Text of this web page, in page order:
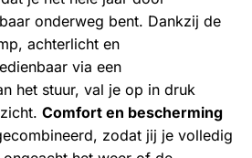
onderweg bent. Dankzij de
achterlicht en
via een
het stuur, val je op in druk
Comfort en bescherming
zodat jij je volledig